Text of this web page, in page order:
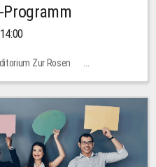
Zur Rosen